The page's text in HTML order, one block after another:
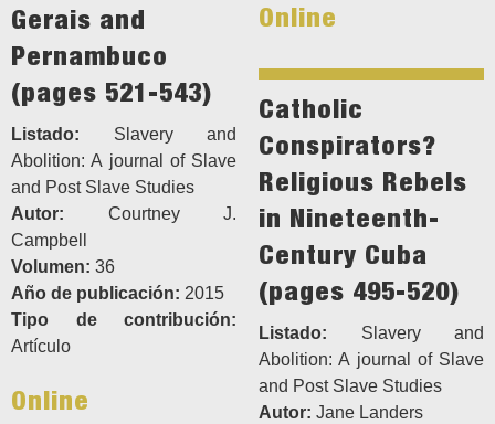
Online
Gerais and
Pernambuco
(pages 521-543)
Listado: Slavery and
Abolition: A journal of Slave
and Post Slave Studies
Autor: Courtney J.
Campbell
Volumen: 36
Año de publicación: 2015
Tipo de contribución:
Artículo
Online
Catholic
Conspirators?
Religious Rebels
in Nineteenth-
Century Cuba
(pages 495-520)
Listado: Slavery and
Abolition: A journal of Slave
and Post Slave Studies
Autor: Jane Landers